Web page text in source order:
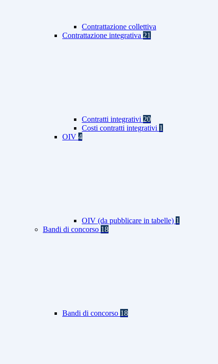
Contrattazione collettiva
Contrattazione integrativa 21
Contratti integrativi 20
Costi contratti integrativi 1
OIV 4
OIV (da pubblicare in tabelle) 1
Bandi di concorso 18
Bandi di concorso 18